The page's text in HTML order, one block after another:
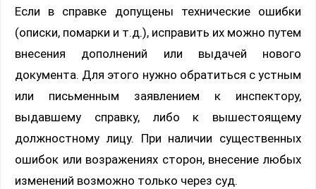
Если в справке допущены технические ошибки
(описки, помарки и т.д.), исправить их можно путем
внесения дополнений или выдачей нового
документа. Для этого нужно обратиться с устным
или письменным заявлением к инспектору,
выдавшему справку, либо к вышестоящему
должностному лицу. При наличии существенных
ошибок или возражениях сторон, внесение любых
изменений возможно только через суд.